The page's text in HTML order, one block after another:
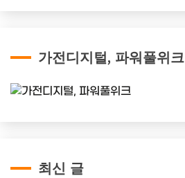
가전디지털, 파워풀위크
최신 글